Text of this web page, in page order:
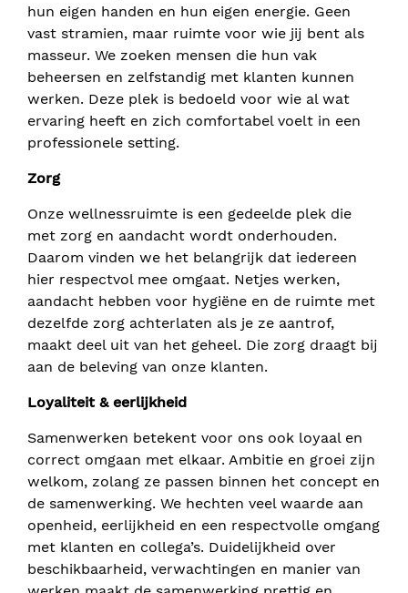
hun eigen handen en hun eigen energie. Geen
vast stramien, maar ruimte voor wie jij bent als
masseur. We zoeken mensen die hun vak
beheersen en zelfstandig met klanten kunnen
werken. Deze plek is bedoeld voor wie al wat
ervaring heeft en zich comfortabel voelt in een
professionele setting.
Zorg
Onze wellnessruimte is een gedeelde plek die
met zorg en aandacht wordt onderhouden.
Daarom vinden we het belangrijk dat iedereen
hier respectvol mee omgaat. Netjes werken,
aandacht hebben voor hygiëne en de ruimte met
dezelfde zorg achterlaten als je ze aantrof,
maakt deel uit van het geheel. Die zorg draagt bij
aan de beleving van onze klanten.
Loyaliteit & eerlijkheid
Samenwerken betekent voor ons ook loyaal en
correct omgaan met elkaar. Ambitie en groei zijn
welkom, zolang ze passen binnen het concept en
de samenwerking. We hechten veel waarde aan
openheid, eerlijkheid en een respectvolle omgang
met klanten en collega’s. Duidelijkheid over
beschikbaarheid, verwachtingen en manier van